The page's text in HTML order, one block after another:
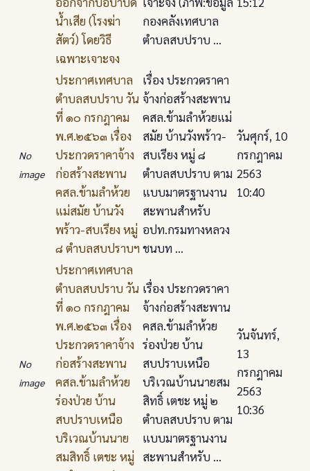
น้ำเสีย (โรงฆ่า
สัตว์) โดยวิธี
เฉพาะเจาะจง
กองคลังเทศบาล
ตำบลสบปราบ ...
No
image
ประกาศเทศบาล
ตําบลสบปราบ วัน
ที่ ๑๐ กรกฎาคม
พ.ศ.๒๕๖๓ เรื่อง
ประกวดราคาจ้าง
ก่อสร้างสะพาน
คสล.ข้ามลําห้วย
แม่สมัย บ้านวัง
พร้าว-สบเรียง หมู่
๘ ตําบลสบปราบฯ
เรื่อง ประกวดราคา
จ้างก่อสร้างสะพาน
คสล.ข้ามลําห้วยแม่
สมัย บ้านวังพร้าว-
สบเรียง หมู่ ๘
ตําบลสบปราบ ตาม
แบบมาตรฐานงาน
สะพานสําหรับ
อปท.กรมทางหลวง
ชนบท ...
วันศุกร์, 10
กรกฎาคม
2563
10:40
No
image
ประกาศเทศบาล
ตําบลสบปราบ วัน
ที่ ๑๐ กรกฎาคม
พ.ศ.๒๕๖๓ เรื่อง
ประกวดราคาจ้าง
ก่อสร้างสะพาน
คสล.ข้ามลําห้วย
ร่องป่วย บ้าน
สบปราบเหนือ
บริเวณบ้านนาย
สมสิทธิ์ เตชะ หมู่
เรื่อง ประกวดราคา
จ้างก่อสร้างสะพาน
คสล.ข้ามลําห้วย
ร่องป่วย บ้าน
สบปราบเหนือ
บริเวณบ้านนายสม
สิทธิ์ เตชะ หมู่ ๒
ตําบลสบปราบ ตาม
แบบมาตรฐานงาน
สะพานสําหรับ ...
วันจันทร์,
13
กรกฎาคม
2563
10:36